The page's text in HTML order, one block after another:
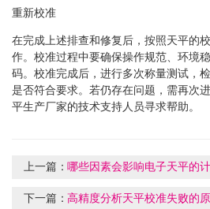
重新校准
在完成上述排查和修复后，按照天平的
作。校准过程中要确保操作规范、环境
码。校准完成后，进行多次称量测试，
是否符合要求。若仍存在问题，需再次
平生产厂家的技术支持人员寻求帮助。
上一篇： 哪些因素会影响电子天平的计
下一篇：高精度分析天平校准失败的原